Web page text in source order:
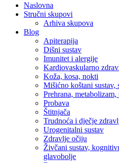
Naslovna
Stručni skupovi
Arhiva skupova
Blog
Apiterapija
Dišni sustav
Imunitet i alergije
Kardiovaskularno
Koža, kosa, nokti
Mišićno koštani sustav,
Prehrana,
Probava
Štitnjača
Trudnoća i dječje
Urogenitalni sustav
Zdravlje očiju
Živčani sustav,
glavobolje